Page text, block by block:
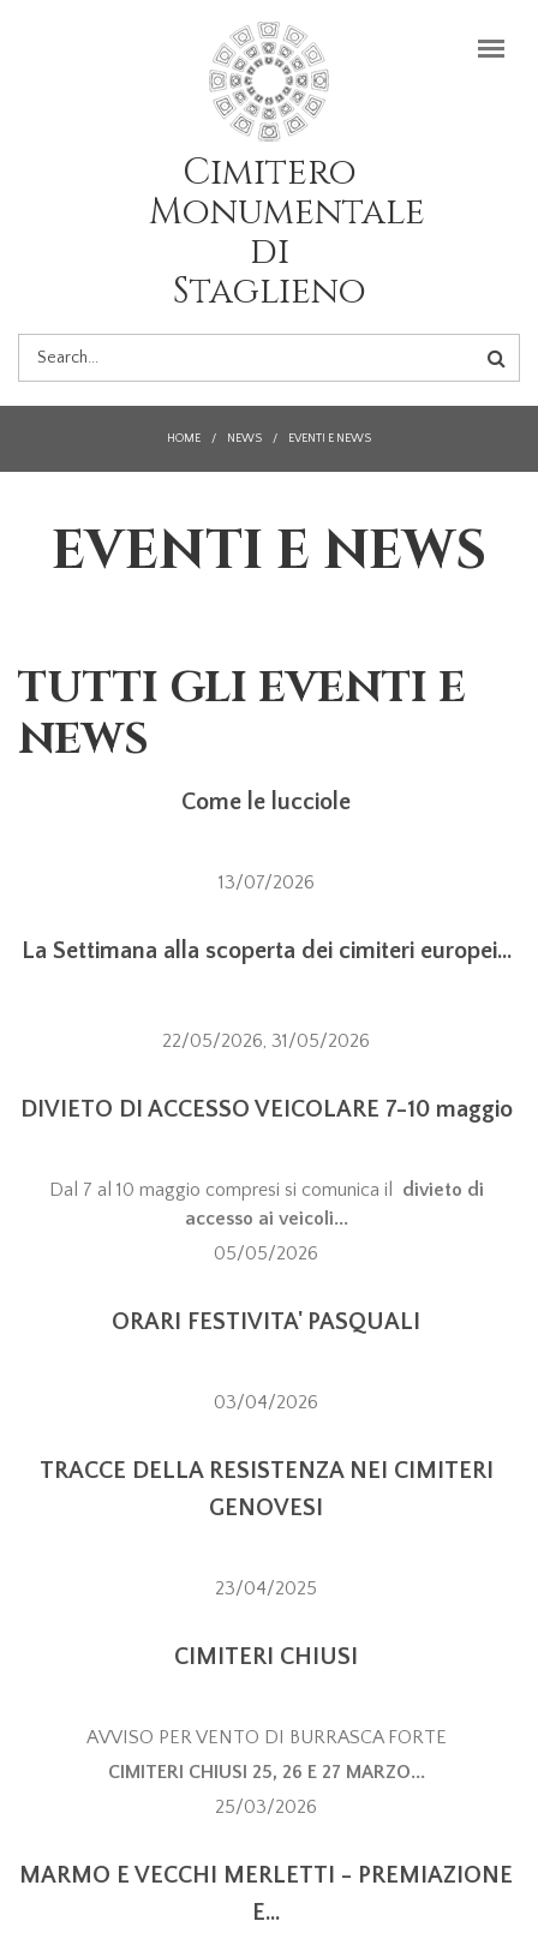
Cimitero
Monumentale
di
Staglieno
FORM
HOME / NEWS / EVENTI E NEWS
EVENTI E NEWS
TUTTI GLI EVENTI E
NEWS
Come le lucciole
13/07/2026
La Settimana alla scoperta dei cimiteri europei...
22/05/2026,31/05/2026
DIVIETO DI ACCESSO VEICOLARE 7-10 maggio
Dal 7 al 10 maggio compresi si comunica il divieto di
accesso ai veicoli...
05/05/2026
ORARI FESTIVITA' PASQUALI
03/04/2026
TRACCE DELLA RESISTENZA NEI CIMITERI
GENOVESI
23/04/2025
CIMITERI CHIUSI
AVVISO PER VENTO DI BURRASCA FORTE
CIMITERI CHIUSI 25, 26 E 27 MARZO...
25/03/2026
MARMO E VECCHI MERLETTI - PREMIAZIONE
E...